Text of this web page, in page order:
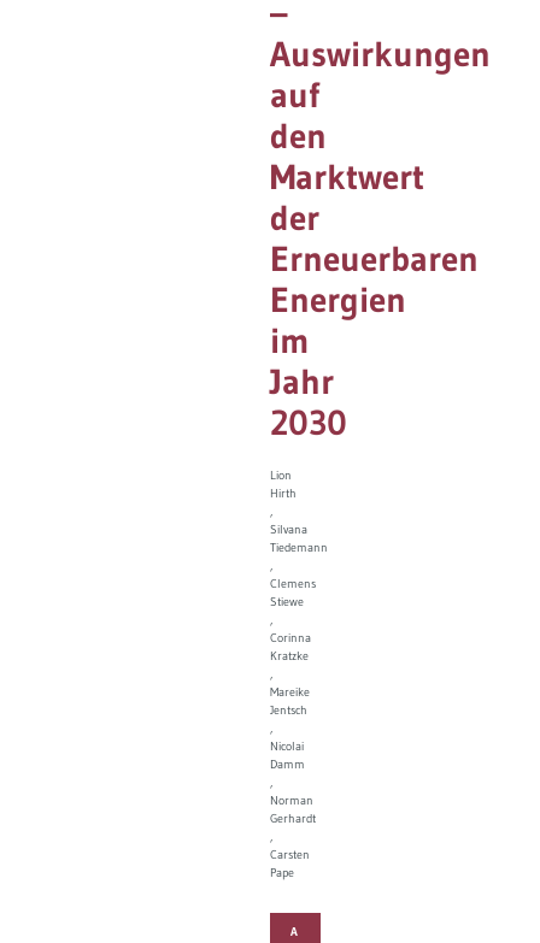
–
Auswirkungen
auf
den
Marktwert
der
Erneuerbaren
Energien
im
Jahr
2030
Lion
Hirth
Silvana
Tiedemann
Clemens
Stiewe
Corinna
Kratzke
Mareike
Jentsch
Nicolai
Damm
Norman
Gerhardt
Carsten
Pape
A
Soziales Nachhaltigkeitsbarometer